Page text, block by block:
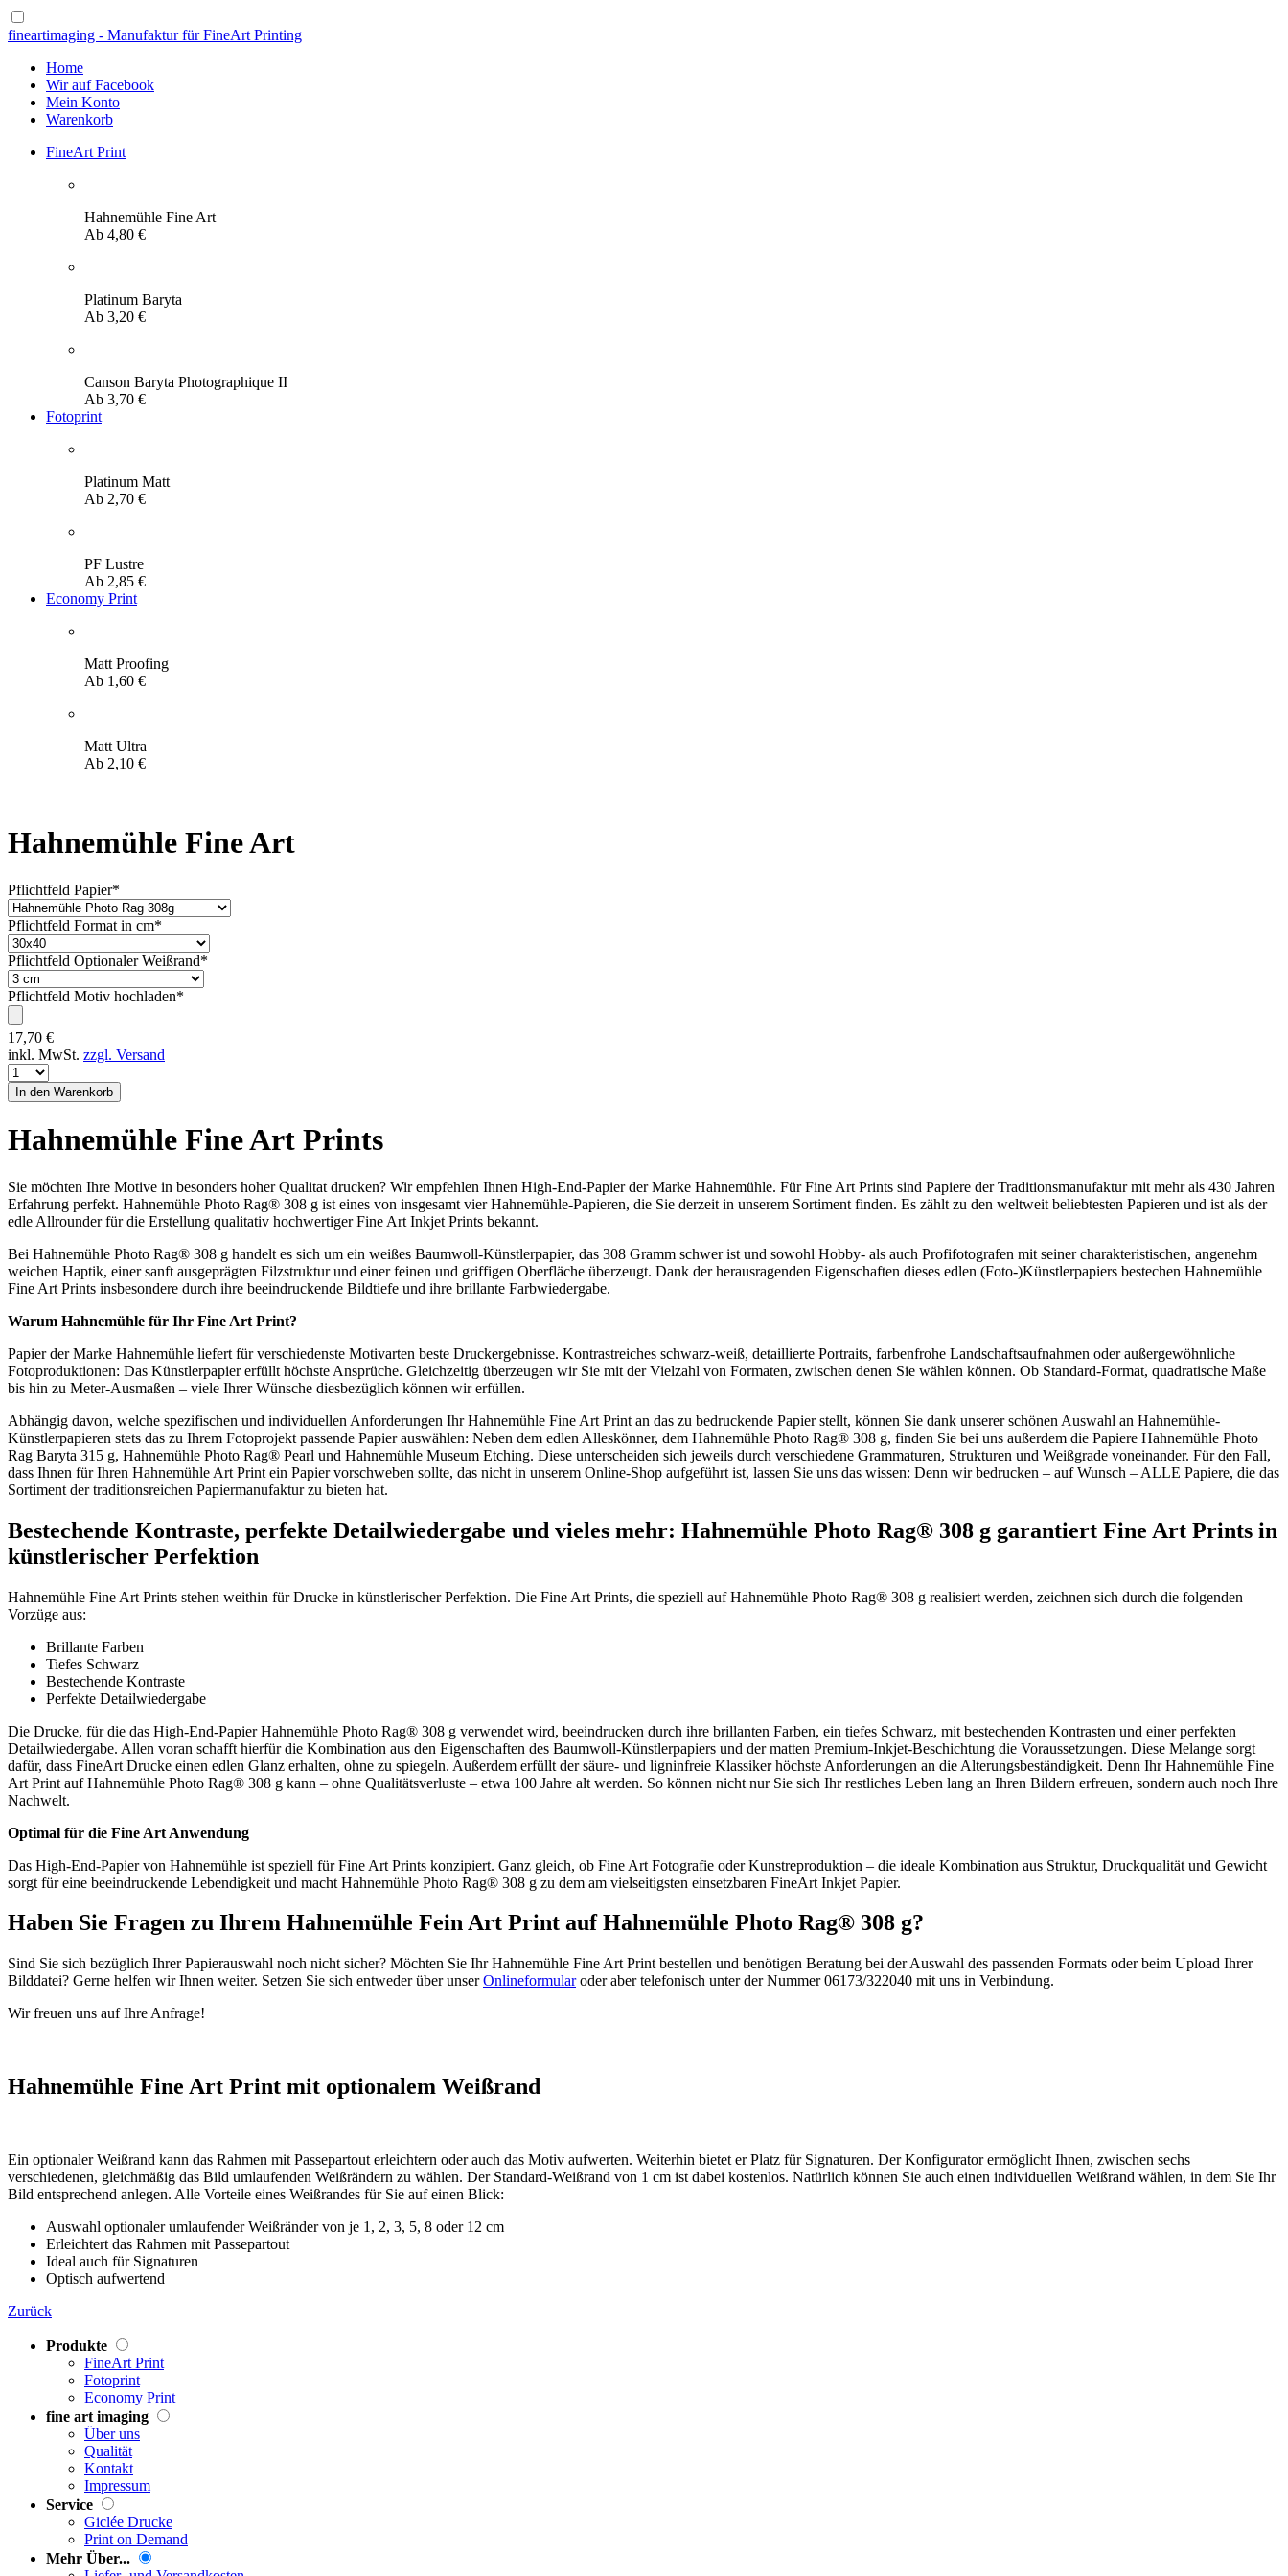
fineartimaging - Manufaktur für FineArt Printing
Home
Wir auf Facebook
Mein Konto
Warenkorb
FineArt Print
Hahnemühle Fine Art
Ab 4,80 €
Platinum Baryta
Ab 3,20 €
Canson Baryta Photographique II
Ab 3,70 €
Fotoprint
Platinum Matt
Ab 2,70 €
PF Lustre
Ab 2,85 €
Economy Print
Matt Proofing
Ab 1,60 €
Matt Ultra
Ab 2,10 €
Hahnemühle Fine Art
Pflichtfeld Papier*
Pflichtfeld Format in cm*
Pflichtfeld Optionaler Weißrand*
Pflichtfeld Motiv hochladen*
17,70 €
inkl. MwSt. zzgl. Versand
Hahnemühle Fine Art Prints
Sie möchten Ihre Motive in besonders hoher Qualitat drucken? Wir empfehlen Ihnen High-End-Papier der Marke Hahnemühle. Für Fine Art Prints sind Papiere der Traditionsmanufaktur mit mehr als 430 Jahren
Erfahrung perfekt. Hahnemühle Photo Rag® 308 g ist eines von insgesamt vier Hahnemühle-Papieren, die Sie derzeit in unserem Sortiment finden. Es zählt zu den weltweit beliebtesten Papieren und ist als der
edle Allrounder für die Erstellung qualitativ hochwertiger Fine Art Inkjet Prints bekannt.
Bei Hahnemühle Photo Rag® 308 g handelt es sich um ein weißes Baumwoll-Künstlerpapier, das 308 Gramm schwer ist und sowohl Hobby- als auch Profifotografen mit seiner charakteristischen, angenehm
weichen Haptik, einer sanft ausgeprägten Filzstruktur und einer feinen und griffigen Oberfläche überzeugt. Dank der herausragenden Eigenschaften dieses edlen (Foto-)Künstlerpapiers bestechen Hahnemühle
Fine Art Prints insbesondere durch ihre beeindruckende Bildtiefe und ihre brillante Farbwiedergabe.
Warum Hahnemühle für Ihr Fine Art Print?
Papier der Marke Hahnemühle liefert für verschiedenste Motivarten beste Druckergebnisse. Kontrastreiches schwarz-weiß, detaillierte Portraits, farbenfrohe Landschaftsaufnahmen oder außergewöhnliche
Fotoproduktionen: Das Künstlerpapier erfüllt höchste Ansprüche. Gleichzeitig überzeugen wir Sie mit der Vielzahl von Formaten, zwischen denen Sie wählen können. Ob Standard-Format, quadratische Maße
bis hin zu Meter-Ausmaßen – viele Ihrer Wünsche diesbezüglich können wir erfüllen.
Abhängig davon, welche spezifischen und individuellen Anforderungen Ihr Hahnemühle Fine Art Print an das zu bedruckende Papier stellt, können Sie dank unserer schönen Auswahl an Hahnemühle-
Künstlerpapieren stets das zu Ihrem Fotoprojekt passende Papier auswählen: Neben dem edlen Alleskönner, dem Hahnemühle Photo Rag® 308 g, finden Sie bei uns außerdem die Papiere Hahnemühle Photo
Rag Baryta 315 g, Hahnemühle Photo Rag® Pearl und Hahnemühle Museum Etching. Diese unterscheiden sich jeweils durch verschiedene Grammaturen, Strukturen und Weißgrade voneinander. Für den Fall,
dass Ihnen für Ihren Hahnemühle Art Print ein Papier vorschweben sollte, das nicht in unserem Online-Shop aufgeführt ist, lassen Sie uns das wissen: Denn wir bedrucken – auf Wunsch – ALLE Papiere, die das
Sortiment der traditionsreichen Papiermanufaktur zu bieten hat.
Bestechende Kontraste, perfekte Detailwiedergabe und vieles mehr: Hahnemühle Photo Rag® 308 g garantiert Fine Art Prints in
künstlerischer Perfektion
Hahnemühle Fine Art Prints stehen weithin für Drucke in künstlerischer Perfektion. Die Fine Art Prints, die speziell auf Hahnemühle Photo Rag® 308 g realisiert werden, zeichnen sich durch die folgenden
Vorzüge aus:
Brillante Farben
Tiefes Schwarz
Bestechende Kontraste
Perfekte Detailwiedergabe
Die Drucke, für die das High-End-Papier Hahnemühle Photo Rag® 308 g verwendet wird, beeindrucken durch ihre brillanten Farben, ein tiefes Schwarz, mit bestechenden Kontrasten und einer perfekten
Detailwiedergabe. Allen voran schafft hierfür die Kombination aus den Eigenschaften des Baumwoll-Künstlerpapiers und der matten Premium-Inkjet-Beschichtung die Voraussetzungen. Diese Melange sorgt
dafür, dass FineArt Drucke einen edlen Glanz erhalten, ohne zu spiegeln. Außerdem erfüllt der säure- und ligninfreie Klassiker höchste Anforderungen an die Alterungsbeständigkeit. Denn Ihr Hahnemühle Fine
Art Print auf Hahnemühle Photo Rag® 308 g kann – ohne Qualitätsverluste – etwa 100 Jahre alt werden. So können nicht nur Sie sich Ihr restliches Leben lang an Ihren Bildern erfreuen, sondern auch noch Ihre
Nachwelt.
Optimal für die Fine Art Anwendung
Das High-End-Papier von Hahnemühle ist speziell für Fine Art Prints konzipiert. Ganz gleich, ob Fine Art Fotografie oder Kunstreproduktion – die ideale Kombination aus Struktur, Druckqualität und Gewicht
sorgt für eine beeindruckende Lebendigkeit und macht Hahnemühle Photo Rag® 308 g zu dem am vielseitigsten einsetzbaren FineArt Inkjet Papier.
Haben Sie Fragen zu Ihrem Hahnemühle Fein Art Print auf Hahnemühle Photo Rag® 308 g?
Sind Sie sich bezüglich Ihrer Papierauswahl noch nicht sicher? Möchten Sie Ihr Hahnemühle Fine Art Print bestellen und benötigen Beratung bei der Auswahl des passenden Formats oder beim Upload Ihrer
Bilddatei? Gerne helfen wir Ihnen weiter. Setzen Sie sich entweder über unserOnlineformularoder aber telefonisch unter der Nummer 06173/322040 mit uns in Verbindung.
Wir freuen uns auf Ihre Anfrage!
Hahnemühle Fine Art Print mit optionalem Weißrand
Ein optionaler Weißrand kann das Rahmen mit Passepartout erleichtern oder auch das Motiv aufwerten. Weiterhin bietet er Platz für Signaturen. Der Konfigurator ermöglicht Ihnen, zwischen sechs
verschiedenen, gleichmäßig das Bild umlaufenden Weißrändern zu wählen. Der Standard-Weißrand von 1 cm ist dabei kostenlos. Natürlich können Sie auch einen individuellen Weißrand wählen, in dem Sie Ihr
Bild entsprechend anlegen. Alle Vorteile eines Weißrandes für Sie auf einen Blick:
Auswahl optionaler umlaufender Weißränder von je 1, 2, 3, 5, 8 oder 12 cm
Erleichtert das Rahmen mit Passepartout
Ideal auch für Signaturen
Optisch aufwertend
Zurück
Produkte
FineArt Print
Fotoprint
Economy Print
fine art imaging
Über uns
Qualität
Kontakt
Impressum
Service
Giclée Drucke
Print on Demand
Mehr Über...